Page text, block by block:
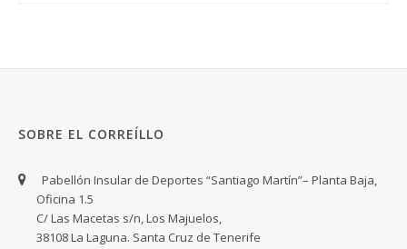
SOBRE EL CORREÍLLO
Pabellón Insular de Deportes “Santiago Martín”– Planta Baja,
Oficina 1.5
C/ Las Macetas s/n, Los Majuelos,
38108 La Laguna. Santa Cruz de Tenerife